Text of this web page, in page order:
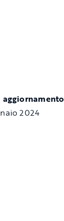
2024